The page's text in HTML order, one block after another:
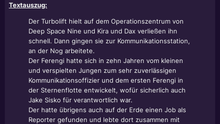
Textauszug:
Der Turbolift hielt auf dem Operationszentrum von
Deep Space Nine und Kira und Dax verließen ihn
schnell. Dann gingen sie zur Kommunikationsstation,
an der Nog arbeitete.
Der Ferengi hatte sich in zehn Jahren vom kleinen
und verspielten Jungen zum sehr zuverlässigen
Kommunikationsoffizier und dem ersten Ferengi in
der Sternenflotte entwickelt, wofür sicherlich auch
Jake Sisko für verantwortlich war.
Der hatte übrigens auch auf der Erde einen Job als
Reporter gefunden und lebte dort zusammen mit